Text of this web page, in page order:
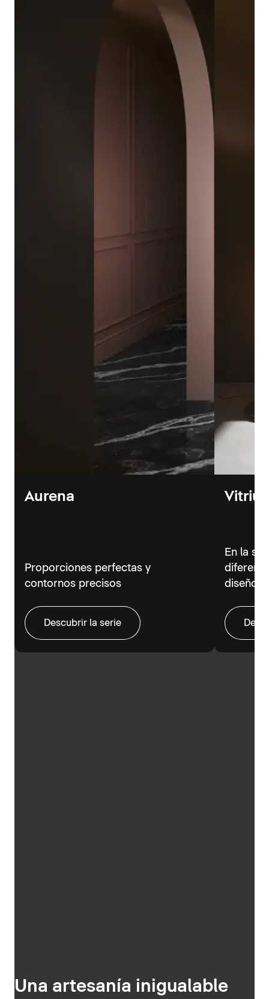
Aurena
Proporciones perfectas y
contornos precisos
Descubrir la serie
En la
diseño
Una artesanía inigualable